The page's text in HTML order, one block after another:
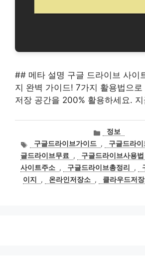
## 메타 설명 구글 드라이브 사이
지 완벽 가이드! 7가지 활용법으
저장 공간을 200% 활용하세요.
카
고
리
정보
태
그
구글드라이브가이드 , 구글드라
글드라이브무료
, 구글드라이브사용법
사이트주소 , 구글드라이브총정리 ,
이지
, 온라인저장소 , 클라우드저